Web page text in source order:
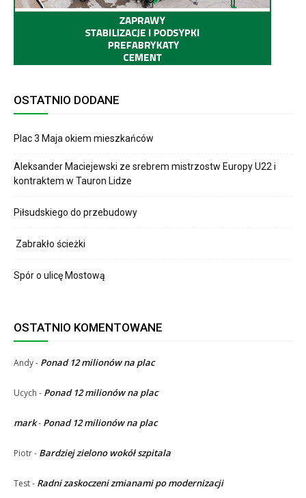
OSTATNIO DODANE
Plac 3 Maja okiem mieszkańców
Aleksander Maciejewski ze srebrem mistrzostw Europy U22 i
kontraktem w Tauron Lidze
Piłsudskiego do przebudowy
Zabrakło ścieżki
Spór o ulicę Mostową
OSTATNIO KOMENTOWANE
Andy- Ponad 12 milionów na plac
Ucych - Ponad 12 milionów na plac
mark- Ponad 12 milionów na plac
Piotr- Bardziej zielono wokół szpitala
Test- Radni zaskoczeni zmianami po modernizacji